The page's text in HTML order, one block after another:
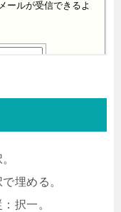
埋める。
択一。